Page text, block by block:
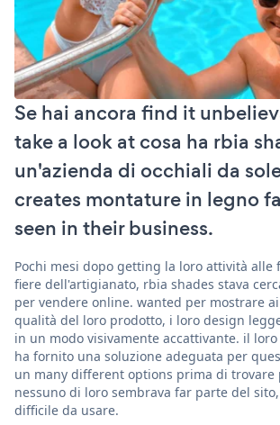
Se hai ancora find it
take a look at cosa ha rbia
un'azienda di occhiali da
creates montature in legno
seen in their business.
Pochi mesi dopo getting la loro attività alle
fiere dell'artigianato, rbia shades stava
per vendere online. wanted per mostrare
qualità del loro prodotto, i loro design
in un modo visivamente accattivante. il loro
ha fornito una soluzione adeguata per
un many different options prima di trovare
nessuno di loro sembrava far parte del
difficile da usare.